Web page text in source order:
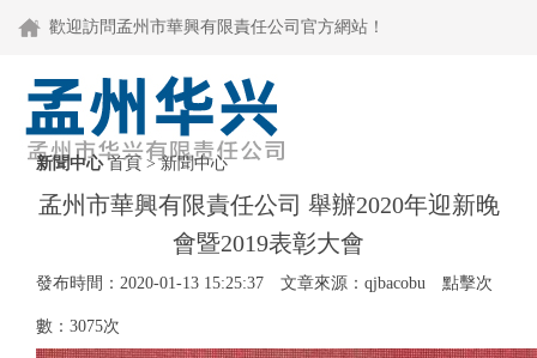
歡迎訪問孟州市華興有限責任公司官方網站！
新聞中心 首頁>新聞中心
孟州市華興有限責任公司 舉辦2020年迎新晚
會暨2019表彰大會
發布時間：2020-01-13 15:25:37 文章來源：qjbacobu 點擊次
數：3075次